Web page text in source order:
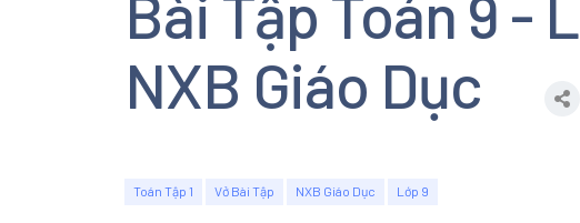
NXB Giáo Dục
Toán Tập 1 Vở Bài Tập NXB Giáo Dục Lớp 9